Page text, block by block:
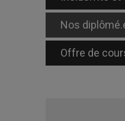
Nos
Offre de